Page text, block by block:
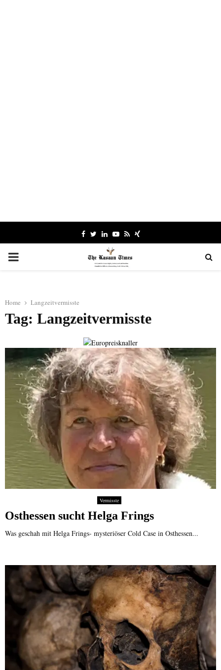
Facebook
TwitterLinkedinYoutube
RssXing
PRIMARY
Home Langzeitvermisste
Tag: Langzeitvermisste
Vermisste
Osthessen sucht Helga Frings
Was geschah mit Helga Frings- mysteriöser Cold Case in Osthessen...